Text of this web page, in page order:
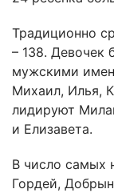
Традиционно
– 138. Девочек
мужскими
Михаил, Илья,
лидируют
и Елизавета.
В число самых
Гордей,